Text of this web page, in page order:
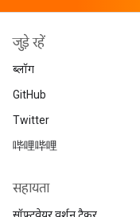
जुड़े रहें
ब्लॉग
GitHub
Twitter
哔哩哔哩
सहायता